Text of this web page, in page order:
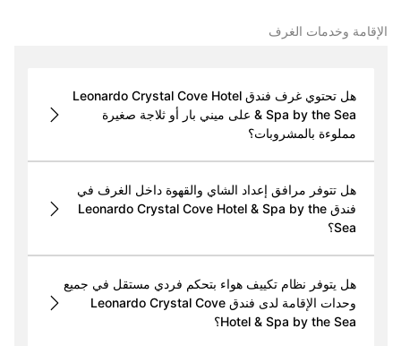
الإقامة وخدمات الغرف
هل تحتوي غرف فندق Leonardo Crystal Cove Hotel
& Spa by the Sea على ميني بار أو ثلاجة صغيرة
مملوءة بالمشروبات؟
هل تتوفر مرافق إعداد الشاي والقهوة داخل الغرف في
فندق Leonardo Crystal Cove Hotel & Spa by the
Sea؟
هل يتوفر نظام تكييف هواء بتحكم فردي مستقل في جميع
وحدات الإقامة لدى فندق Leonardo Crystal Cove
Hotel & Spa by the Sea؟